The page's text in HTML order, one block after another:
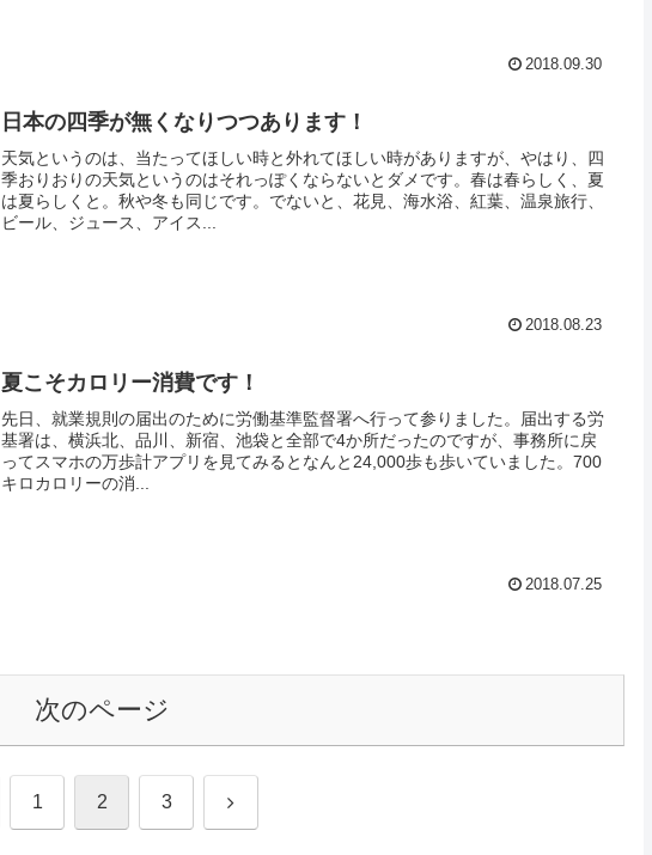
2018.09.30
日本の四季が無くなりつつあります！
天気というのは、当たってほしい時と外れてほしい時がありますが、やはり、四
季おりおりの天気というのはそれっぽくならないとダメです。春は春らしく、夏
は夏らしくと。秋や冬も同じです。でないと、花見、海水浴、紅葉、温泉旅行、
ビール、ジュース、アイス...
2018.08.23
夏こそカロリー消費です！
先日、就業規則の届出のために労働基準監督署へ行って参りました。届出する労
基署は、横浜北、品川、新宿、池袋と全部で4か所だったのですが、事務所に戻
ってスマホの万歩計アプリを見てみるとなんと24,000歩も歩いていました。700
キロカロリーの消...
2018.07.25
次のページ
1 2 3 次